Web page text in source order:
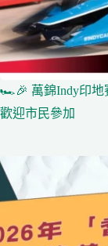
🏎️🎉 萬錦Indy印地
歡迎市民參加